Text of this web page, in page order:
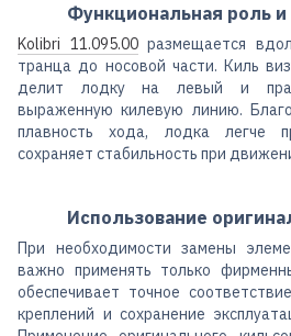
Функциональная роль
Kolibri 11.095.00размещается
транца до носовой части. Киль
делит лодку на левый и
выраженную килевую линию.
плавность хода, лодка легче
сохраняет стабильность при
Использование
При необходимости замены
важно применять только
обеспечивает точное
креплений и сохранение